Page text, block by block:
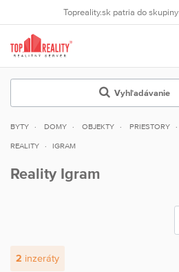
Topreality.sk patria do skupiny
Vyhľadávanie
BYTY DOMY OBJEKTY PRIESTORY
REALITY IGRAM
Reality Igram
2 inzeráty